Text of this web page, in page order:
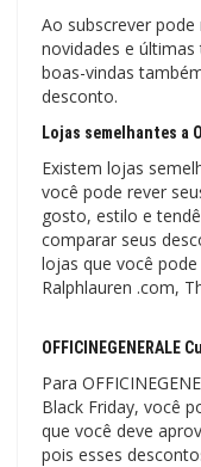
Ao subscrever
novidades e últimas
boas-vindas
desconto.
Lojas semelhantes a
Existem lojas
você pode rever
gosto, estilo e
comparar seus
lojas que você
Ralphlauren .com,
OFFICINEGENERALE
Para
Black Friday, você
que você deve
pois esses